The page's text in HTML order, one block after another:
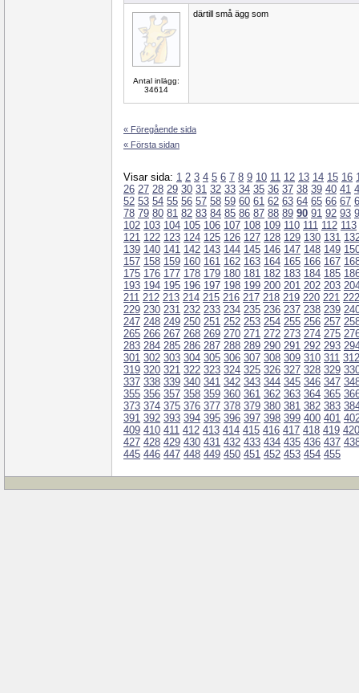
Antal inlägg:
34614
därtill små ägg som
« Föregående sida
« Första sidan
Visar sida: 1 2 3 4 5 6 7 8 9 10 11 12 13 14 15 16
26 27 28 29 30 31 32 33 34 35 36 37 38 39 40 41
52 53 54 55 56 57 58 59 60 61 62 63 64 65 66 67
78 79 80 81 82 83 84 85 86 87 88 89 90 91 92 93
102 103 104 105 106 107 108 109 110 111 112 113
121 122 123 124 125 126 127 128 129 130 131
139 140 141 142 143 144 145 146 147 148 149
157 158 159 160 161 162 163 164 165 166 167
175 176 177 178 179 180 181 182 183 184 185
193 194 195 196 197 198 199 200 201 202 203
211 212 213 214 215 216 217 218 219 220 221 222
229 230 231 232 233 234 235 236 237 238 239
247 248 249 250 251 252 253 254 255 256 257
265 266 267 268 269 270 271 272 273 274 275
283 284 285 286 287 288 289 290 291 292 293
301 302 303 304 305 306 307 308 309 310 311 312
319 320 321 322 323 324 325 326 327 328 329
337 338 339 340 341 342 343 344 345 346 347
355 356 357 358 359 360 361 362 363 364 365
373 374 375 376 377 378 379 380 381 382 383
391 392 393 394 395 396 397 398 399 400 401
409 410 411 412 413 414 415 416 417 418 419 420
427 428 429 430 431 432 433 434 435 436 437
445 446 447 448 449 450 451 452 453 454 455